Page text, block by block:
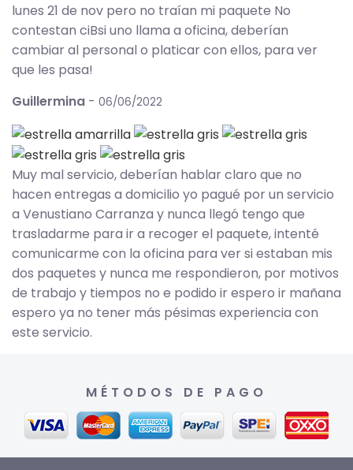
lunes 21 de nov pero no traían mi paquete No
contestan ciBsi uno llama a oficina, deberían
cambiar al personal o platicar con ellos, para ver
que les pasa!
Guillermina - 06/06/2022
Muy mal servicio, deberían hablar claro que no
hacen entregas a domicilio yo pagué por un servicio
a Venustiano Carranza y nunca llegó tengo que
trasladarme para ir a recoger el paquete, intenté
comunicarme con la oficina para ver si estaban mis
dos paquetes y nunca me respondieron, por motivos
de trabajo y tiempos no e podido ir espero ir mañana
espero ya no tener más pésimas experiencia con
este servicio.
MÉTODOS DE PAGO